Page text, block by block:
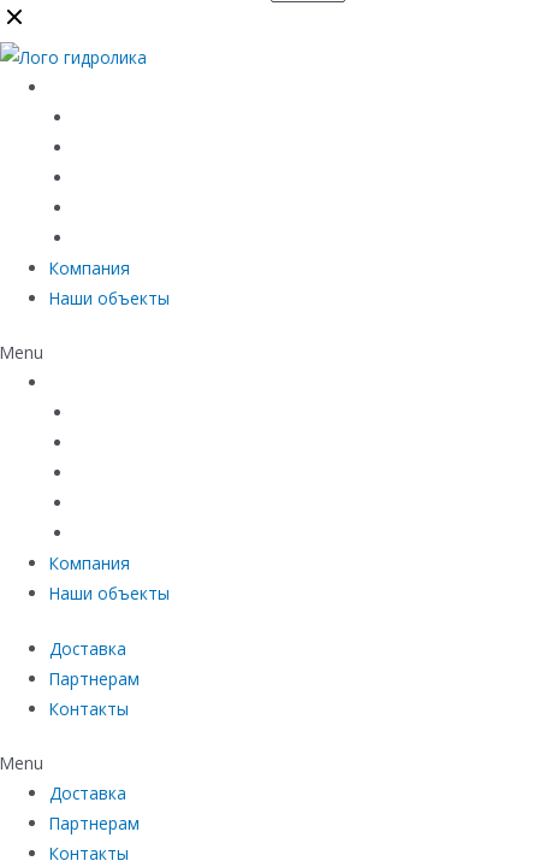
Компания
Наши объекты
Menu
Компания
Наши объекты
Доставка
Партнерам
Контакты
Menu
Доставка
Партнерам
Контакты